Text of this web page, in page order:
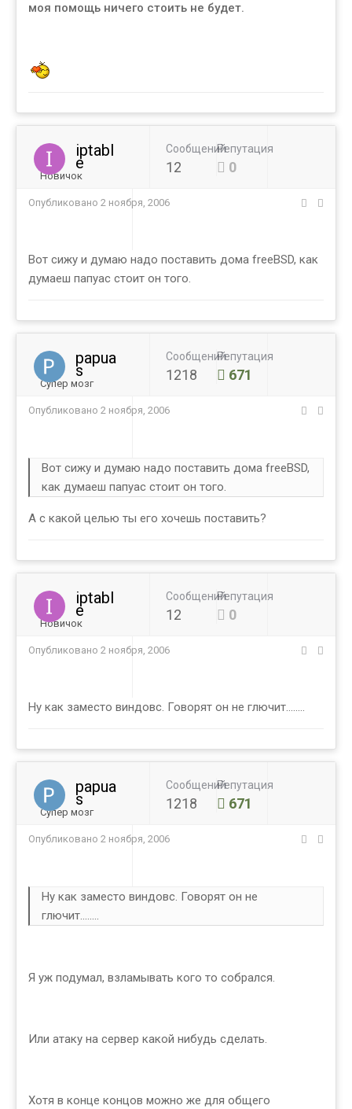
моя помощь ничего стоить не будет.
iptabl
e
Новичок
Сообщений
12
Репутация
0
Опубликовано 2 ноября, 2006
Вот сижу и думаю надо поставить дома freeBSD, как
думаеш папуас стоит он того.
papua
s
Супер мозг
Сообщений
1218
Репутация
671
Опубликовано 2 ноября, 2006
Вот сижу и думаю надо поставить дома freeBSD,
как думаеш папуас стоит он того.
А с какой целью ты его хочешь поставить?
iptabl
e
Новичок
Сообщений
12
Репутация
0
Опубликовано 2 ноября, 2006
Ну как заместо виндовс. Говорят он не глючит........
papua
s
Супер мозг
Сообщений
1218
Репутация
671
Опубликовано 2 ноября, 2006
Ну как заместо виндовс. Говорят он не
глючит........
Я уж подумал, взламывать кого то собрался.
Или атаку на сервер какой нибудь сделать.
Хотя в конце концов можно же для общего